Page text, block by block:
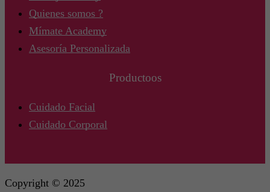
Quienes somos ?
Mímate Academy
Asesoría Personalizada
Productoos
Cuidado Facial
Cuidado Corporal
Copyright © 2025